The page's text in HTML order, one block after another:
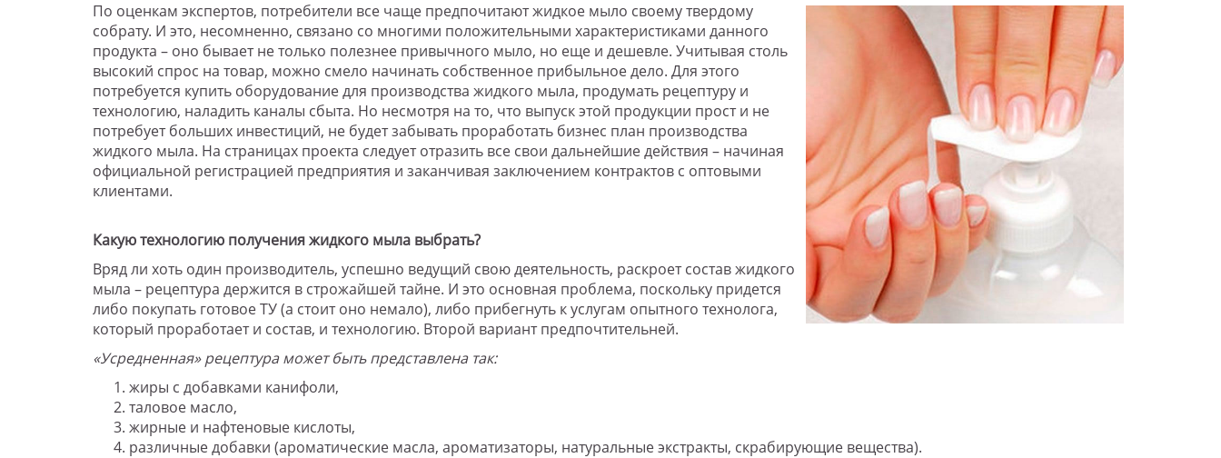
По оценкам экспертов, потребители все чаще предпочитают жидкое мыло своему твердому
собрату. И это, несомненно, связано со многими положительными характеристиками данного
продукта – оно бывает не только полезнее привычного мыло, но еще и дешевле. Учитывая столь
высокий спрос на товар, можно смело начинать собственное прибыльное дело. Для этого
потребуется купить оборудование для производства жидкого мыла, продумать рецептуру и
технологию, наладить каналы сбыта. Но несмотря на то, что выпуск этой продукции прост и не
потребует больших инвестиций, не будет забывать проработать бизнес план производства
жидкого мыла. На страницах проекта следует отразить все свои дальнейшие действия – начиная
официальной регистрацией предприятия и заканчивая заключением контрактов с оптовыми
клиентами.
Какую технологию получения жидкого мыла выбрать?
Вряд ли хоть один производитель, успешно ведущий свою деятельность, раскроет состав жидкого
мыла – рецептура держится в строжайшей тайне. И это основная проблема, поскольку придется
либо покупать готовое ТУ (а стоит оно немало), либо прибегнуть к услугам опытного технолога,
который проработает и состав, и технологию. Второй вариант предпочтительней.
«Усредненная» рецептура может быть представлена так:
жиры с добавками канифоли,
таловое масло,
жирные и нафтеновые кислоты,
различные добавки (ароматические масла, ароматизаторы, натуральные экстракты, скрабирующие вещества).